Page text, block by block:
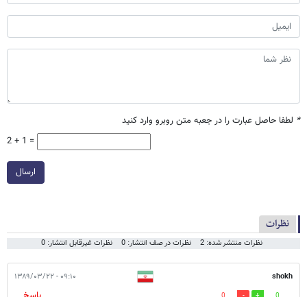
* لطفا حاصل عبارت را در جعبه متن روبرو وارد کنید
2 + 1 =
ارسال
نظرات
نظرات منتشر شده: 2 نظرات در صف انتشار: 0 نظرات غیرقابل انتشار: 0
shokh ۰۹:۱۰ - ۱۳۸۹/۰۳/۲۲